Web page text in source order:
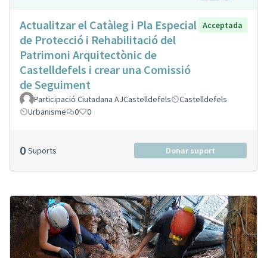
Actualitzar el Catàleg i Pla Especial
de Protecció i Rehabilitació del
Patrimoni Arquitectònic de
Castelldefels i crear una Comissió
de Seguiment
Acceptada
Participació Ciutadana AJCastelldefels
Castelldefels
Urbanisme
0 0
0 Suports Donar suport